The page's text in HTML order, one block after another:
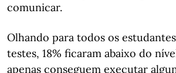
comunicar.
Olhando para todos os
testes, 18% ficaram abaixo do
apenas conseguem executar